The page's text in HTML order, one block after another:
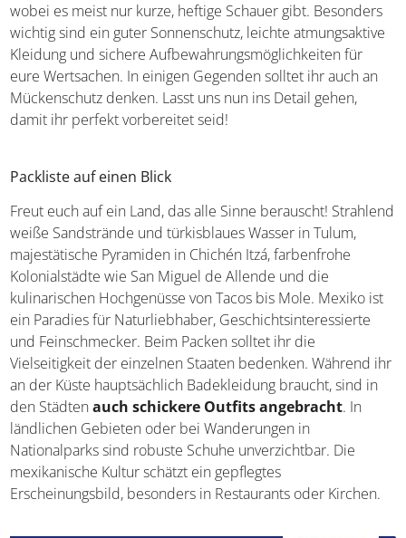
wobei es meist nur kurze, heftige Schauer gibt. Besonders
wichtig sind ein guter Sonnenschutz, leichte atmungsaktive
Kleidung und sichere Aufbewahrungsmöglichkeiten für
eure Wertsachen. In einigen Gegenden solltet ihr auch an
Mückenschutz denken. Lasst uns nun ins Detail gehen,
damit ihr perfekt vorbereitet seid!
Packliste auf einen Blick
Freut euch auf ein Land, das alle Sinne berauscht! Strahlend
weiße Sandstrände und türkisblaues Wasser in Tulum,
majestätische Pyramiden in Chichén Itzá, farbenfrohe
Kolonialstädte wie San Miguel de Allende und die
kulinarischen Hochgenüsse von Tacos bis Mole. Mexiko ist
ein Paradies für Naturliebhaber, Geschichtsinteressierte
und Feinschmecker. Beim Packen solltet ihr die
Vielseitigkeit der einzelnen Staaten bedenken. Während ihr
an der Küste hauptsächlich Badekleidung braucht, sind in
den Städtenauch schickere Outfits angebracht. In
ländlichen Gebieten oder bei Wanderungen in
Nationalparks sind robuste Schuhe unverzichtbar. Die
mexikanische Kultur schätzt ein gepflegtes
Erscheinungsbild, besonders in Restaurants oder Kirchen.